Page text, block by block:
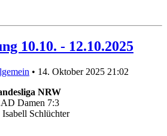
10.10. - 12.10.2025
• 14. Oktober 2025 21:02
NRW
Damen 7:3
Schlüchter